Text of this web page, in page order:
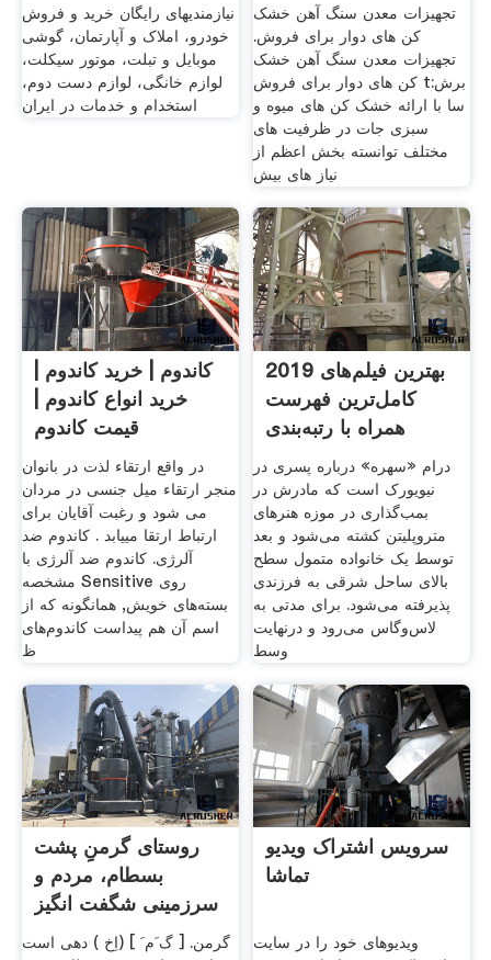
نیازمندیهای رایگان خرید و فروش
خودرو، املاک و آپارتمان، گوشی
موبایل و تبلت، موتور سیکلت،
لوازم خانگی، لوازم دست دوم،
استخدام و خدمات در ایران
تجهیزات معدن سنگ آهن خشک
کن های دوار برای فروش.
تجهیزات معدن سنگ آهن خشک
کن های دوار برای فروش t:برش
سا با ارائه خشک کن های میوه و
سبزی جات در ظرفیت های
مختلف توانسته بخش اعظم از
نیاز های بیش
کاندوم | خرید کاندوم |
خرید انواع کاندوم |
قیمت کاندوم
در واقع ارتقاء لذت در بانوان
منجر ارتقاء میل جنسی در مردان
می شود و رغبت آقایان برای
ارتباط ارتقا مییابد . کاندوم ضد
آلرژی. کاندوم‌ ضد آلرژی با
مشخصه Sensitive روی
بسته‌های خویش, همانگونه که از
اسم آن هم پیداست کاندوم‌های
ظ
بهترین فیلم‌های 2019
کامل‌ترین فهرست
همراه با رتبه‌بندی
درام «سهره» درباره پسری در
نیویورک است که مادرش در
بمب‌گذاری در موزه هنرهای
متروپلیتن کشته می‌شود و بعد
توسط یک خانواده متمول سطح
بالای ساحل شرقی به فرزندی
پذیرفته می‌شود. برای مدتی به
لاس‌وگاس می‌رود و درنهایت
وسط
روستای گرمنِِ پشت
بسطام، مردم و
سرزمینی شگفت انگیز
حکایت
گرمن. [ گ َم َ ] (اِخ ) دهی است
سرویس اشتراک ویديو
تماشا
ویدیوهای خود را در سایت